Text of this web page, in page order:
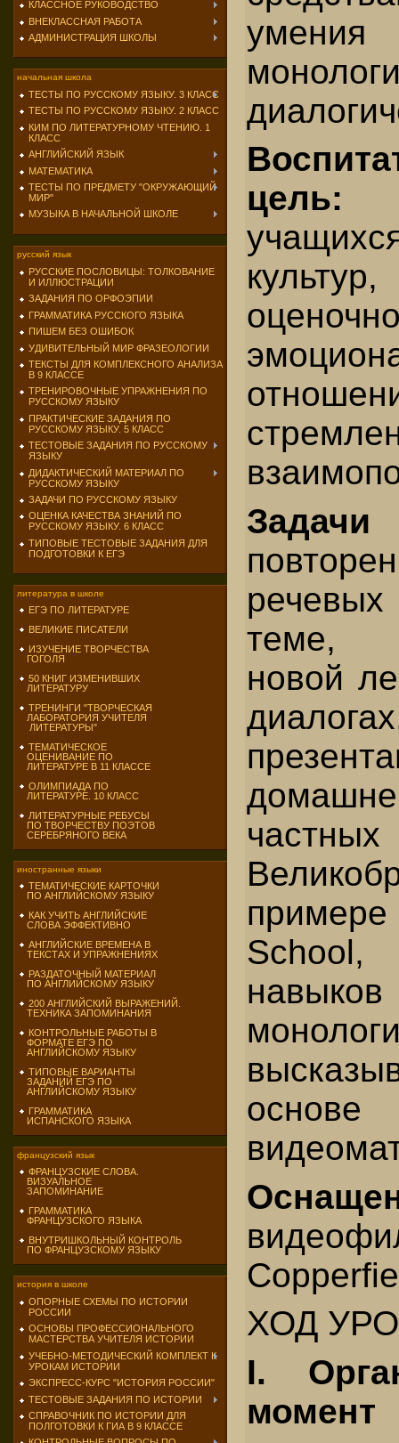
КЛАССНОЕ РУКОВОДСТВО
ВНЕКЛАССНАЯ РАБОТА
АДМИНИСТРАЦИЯ ШКОЛЫ
начальная школа
ТЕСТЫ ПО РУССКОМУ ЯЗЫКУ. 3 КЛАСС
ТЕСТЫ ПО РУССКОМУ ЯЗЫКУ. 2 КЛАСС
КИМ ПО ЛИТЕРАТУРНОМУ ЧТЕНИЮ. 1
КЛАСС
АНГЛИЙСКИЙ ЯЗЫК
МАТЕМАТИКА
ТЕСТЫ ПО ПРЕДМЕТУ "ОКРУЖАЮЩИЙ
МИР"
МУЗЫКА В НАЧАЛЬНОЙ ШКОЛЕ
русский язык
РУССКИЕ ПОСЛОВИЦЫ: ТОЛКОВАНИЕ
И ИЛЛЮСТРАЦИИ
ЗАДАНИЯ ПО ОРФОЭПИИ
ГРАММАТИКА РУССКОГО ЯЗЫКА
ПИШЕМ БЕЗ ОШИБОК
УДИВИТЕЛЬНЫЙ МИР ФРАЗЕОЛОГИИ
ТЕКСТЫ ДЛЯ КОМПЛЕКСНОГО АНАЛИЗА
В 9 КЛАССЕ
ТРЕНИРОВОЧНЫЕ УПРАЖНЕНИЯ ПО
РУССКОМУ ЯЗЫКУ
ПРАКТИЧЕСКИЕ ЗАДАНИЯ ПО
РУССКОМУ ЯЗЫКУ. 5 КЛАСС
ТЕСТОВЫЕ ЗАДАНИЯ ПО РУССКОМУ
ЯЗЫКУ
ДИДАКТИЧЕСКИЙ МАТЕРИАЛ ПО
РУССКОМУ ЯЗЫКУ
ЗАДАЧИ ПО РУССКОМУ ЯЗЫКУ
ОЦЕНКА КАЧЕСТВА ЗНАНИЙ ПО
РУССКОМУ ЯЗЫКУ. 6 КЛАСС
ТИПОВЫЕ ТЕСТОВЫЕ ЗАДАНИЯ ДЛЯ
ПОДГОТОВКИ К ЕГЭ
литература в школе
ЕГЭ ПО ЛИТЕРАТУРЕ
ВЕЛИКИЕ ПИСАТЕЛИ
ИЗУЧЕНИЕ ТВОРЧЕСТВА
ГОГОЛЯ
50 КНИГ ИЗМЕНИВШИХ
ЛИТЕРАТУРУ
ТРЕНИНГИ "ТВОРЧЕСКАЯ
ЛАБОРАТОРИЯ УЧИТЕЛЯ
ЛИТЕРАТУРЫ"
ТЕМАТИЧЕСКОЕ
ОЦЕНИВАНИЕ ПО
ЛИТЕРАТУРЕ В 11 КЛАССЕ
ОЛИМПИАДА ПО
ЛИТЕРАТУРЕ. 10 КЛАСС
ЛИТЕРАТУРНЫЕ РЕБУСЫ
ПО ТВОРЧЕСТВУ ПОЭТОВ
СЕРЕБРЯНОГО ВЕКА
иностранные языки
ТЕМАТИЧЕСКИЕ КАРТОЧКИ
ПО АНГЛИЙСКОМУ ЯЗЫКУ
КАК УЧИТЬ АНГЛИЙСКИЕ
СЛОВА ЭФФЕКТИВНО
АНГЛИЙСКИЕ ВРЕМЕНА В
ТЕКСТАХ И УПРАЖНЕНИЯХ
РАЗДАТОЧНЫЙ МАТЕРИАЛ
ПО АНГЛИЙСКОМУ ЯЗЫКУ
200 АНГЛИЙСКИЙ ВЫРАЖЕНИЙ.
ТЕХНИКА ЗАПОМИНАНИЯ
КОНТРОЛЬНЫЕ РАБОТЫ В
ФОРМАТЕ ЕГЭ ПО
АНГЛИЙСКОМУ ЯЗЫКУ
ТИПОВЫЕ ВАРИАНТЫ
ЗАДАНИЙ ЕГЭ ПО
АНГЛИЙСКОМУ ЯЗЫКУ
ГРАММАТИКА
ИСПАНСКОГО ЯЗЫКА
французский язык
ФРАНЦУЗСКИЕ СЛОВА.
ВИЗУАЛЬНОЕ
ЗАПОМИНАНИЕ
ГРАММАТИКА
ФРАНЦУЗСКОГО ЯЗЫКА
ВНУТРИШКОЛЬНЫЙ КОНТРОЛЬ
ПО ФРАНЦУЗСКОМУ ЯЗЫКУ
история в школе
ОПОРНЫЕ СХЕМЫ ПО ИСТОРИИ
РОССИИ
ОСНОВЫ ПРОФЕССИОНАЛЬНОГО
МАСТЕРСТВА УЧИТЕЛЯ ИСТОРИИ
УЧЕБНО-МЕТОДИЧЕСКИЙ КОМПЛЕКТ К
УРОКАМ ИСТОРИИ
ЭКСПРЕСС-КУРС "ИСТОРИЯ РОССИИ"
ТЕСТОВЫЕ ЗАДАНИЯ ПО ИСТОРИИ
СПРАВОЧНИК ПО ИСТОРИИ ДЛЯ
ПОЛГОТОВКИ К ГИА В 9 КЛАССЕ
умения
цель:
теме,
новой
навыков
основе
ХОД
I.
момент